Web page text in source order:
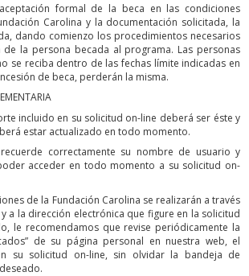
formal de la beca en las condiciones
Carolina y la documentación solicitada, la
dando comienzo los procedimientos necesarios
la persona becada al programa. Las personas
se reciba dentro de las fechas límite indicadas en
de beca, perderán la misma.
incluido en su solicitud on-line deberá ser éste y
estar actualizado en todo momento.
correctamente su nombre de usuario y
acceder en todo momento a su solicitud on-
de la Fundación Carolina se realizarán a través
a la dirección electrónica que figure en la solicitud
le recomendamos que revise periódicamente la
de su página personal en nuestra web, el
su solicitud on-line, sin olvidar la bandeja de